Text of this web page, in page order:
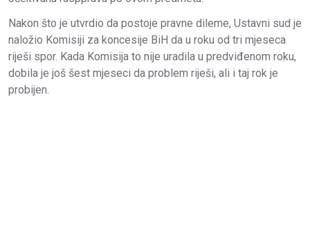
Nakon što je utvrdio da postoje pravne dileme, Ustavni sud je
naložio Komisiji za koncesije BiH da u roku od tri mjeseca
riješi spor. Kada Komisija to nije uradila u predviđenom roku,
dobila je još šest mjeseci da problem riješi, ali i taj rok je
probijen.